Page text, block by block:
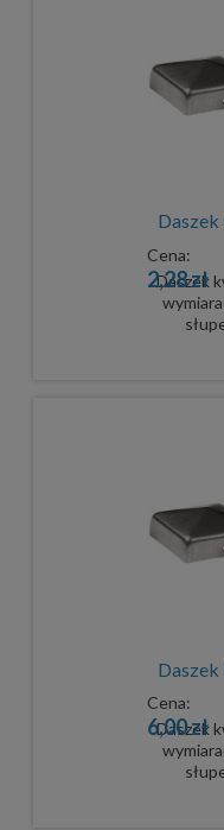
Daszek
Cena:
2,28 zł
Daszek
Cena:
6,00 zł